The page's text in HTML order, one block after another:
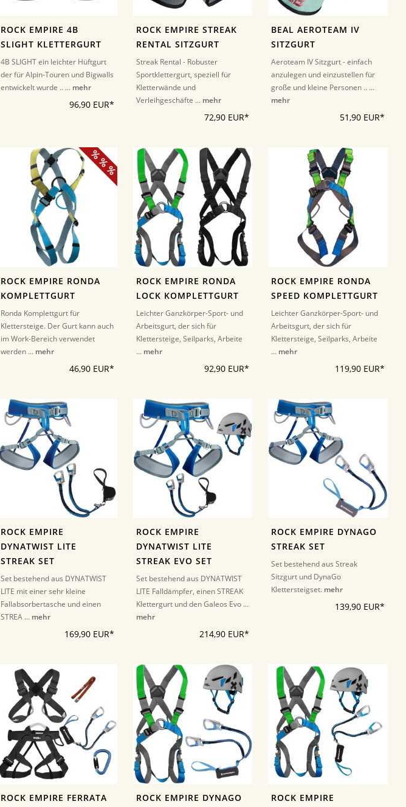
ROCK EMPIRE 4B
SLIGHT KLETTERGURT
4B SLIGHT ein leichter Hüftgurt
der für Alpin-Touren und Bigwalls
entwickelt wurde .. ... mehr
96,90 EUR*
ROCK EMPIRE STREAK
RENTAL SITZGURT
Streak Rental - Robuster
Sportklettergurt, speziell für
Kletterwände und
Verleihgeschäfte ... mehr
72,90 EUR*
BEAL AEROTEAM IV
SITZGURT
Aeroteam IV Sitzgurt - einfach
anzulegen und einzustellen für
große und kleine Personen .. ...
mehr
51,90 EUR*
ROCK EMPIRE RONDA
KOMPLETTGURT
Ronda Komplettgurt für
Klettersteige. Der Gurt kann auch
im Work-Bereich verwendet
werden ... mehr
46,90 EUR*
ROCK EMPIRE RONDA
LOCK KOMPLETTGURT
Leichter Ganzkörper-Sport- und
Arbeitsgurt, der sich für
Klettersteige, Seilparks, Arbeite
... mehr
92,90 EUR*
ROCK EMPIRE RONDA
SPEED KOMPLETTGURT
Leichter Ganzkörper-Sport- und
Arbeitsgurt, der sich für
Klettersteige, Seilparks, Arbeite
... mehr
119,90 EUR*
ROCK EMPIRE
DYNATWIST LITE
STREAK SET
Set bestehend aus DYNATWIST
LITE mit einer sehr kleine
Fallabsorbertasche und einen
STREA ... mehr
169,90 EUR*
ROCK EMPIRE
DYNATWIST LITE
STREAK EVO SET
Set bestehend aus DYNATWIST
LITE Falldämpfer, einen STREAK
Klettergurt und den Galeos Evo ...
mehr
214,90 EUR*
ROCK EMPIRE DYNAGO
STREAK SET
Set bestehend aus Streak
Sitzgurt und DynaGo
Klettersteigset. mehr
139,90 EUR*
ROCK EMPIRE FERRATA
ROCK EMPIRE DYNAGO
ROCK EMPIRE